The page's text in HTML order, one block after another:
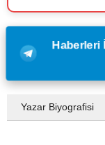
Haberleri
Yazar Biyografisi